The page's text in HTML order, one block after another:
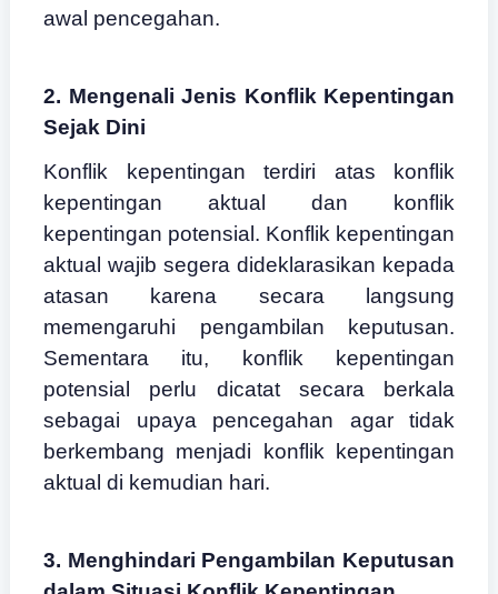
awal pencegahan.
2. Mengenali Jenis Konflik Kepentingan
Sejak Dini
Konflik kepentingan terdiri atas konflik
kepentingan aktual dan konflik
kepentingan potensial. Konflik kepentingan
aktual wajib segera dideklarasikan kepada
atasan karena secara langsung
memengaruhi pengambilan keputusan.
Sementara itu, konflik kepentingan
potensial perlu dicatat secara berkala
sebagai upaya pencegahan agar tidak
berkembang menjadi konflik kepentingan
aktual di kemudian hari.
3. Menghindari Pengambilan Keputusan